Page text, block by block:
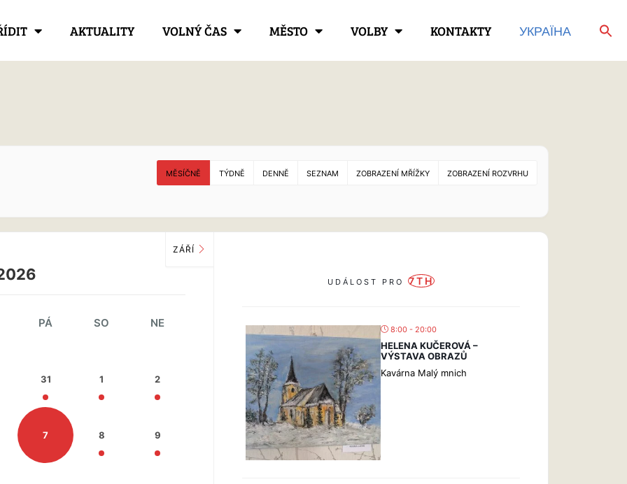
AKTUALITY VOLNÝ ČAS MĚSTO VOLBY KONTAKTY УКРАЇНА
MĚSÍČNĚ TÝDNĚ DENNĚ SEZNAM ZOBRAZENÍ MŘÍŽKY ZOBRAZENÍ ROZVRHU
ZÁŘÍ
PÁ SO NE
31 1 2
7 8 9
UDÁLOST PRO 7TH
8:00 - 20:00
HELENA KUČEROVÁ –
VÝSTAVA OBRAZŮ
Kavárna Malý mnich